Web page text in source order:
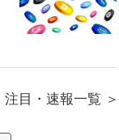
注目・速報一覧